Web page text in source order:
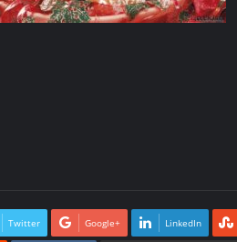
Twitter Google+ LinkedIn